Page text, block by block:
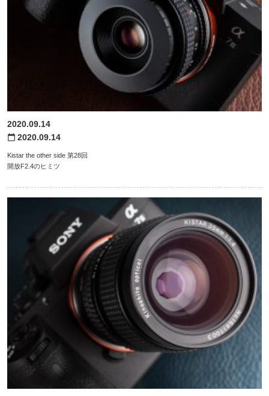
2020.09.14
Kistar the other side 第28回
開放F2.4のヒミツ
calendar_today 2020.09.14